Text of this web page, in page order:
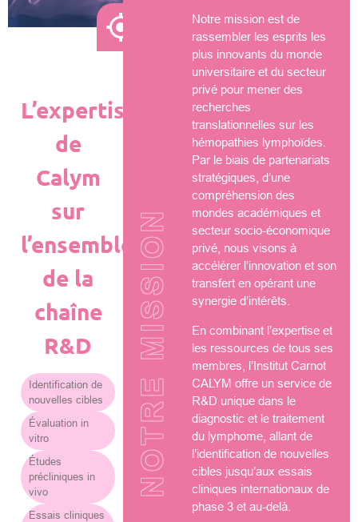
L’expertise
de
Calym
sur
l’ensemble
de la
chaîne
R&D
Identification de
nouvelles cibles
Évaluation in
vitro
Études
précliniques in
vivo
Essais cliniques
NOTRE MISSION
Notre mission est de
rassembler les esprits les
plus innovants du monde
universitaire et du secteur
privé pour mener des
recherches
translationnelles sur les
hémopathies lymphoïdes.
Par le biais de partenariats
stratégiques, d’une
compréhension des
mondes académiques et
secteur socio-économique
privé, nous visons à
accélérer l’innovation et son
transfert en opérant une
synergie d’intérêts.
En combinant l’expertise et
les ressources de tous ses
membres, l’Institut Carnot
CALYM offre un service de
R&D unique dans le
diagnostic et le traitement
du lymphome, allant de
l’identification de nouvelles
cibles jusqu’aux essais
cliniques internationaux de
phase 3 et au-delà.